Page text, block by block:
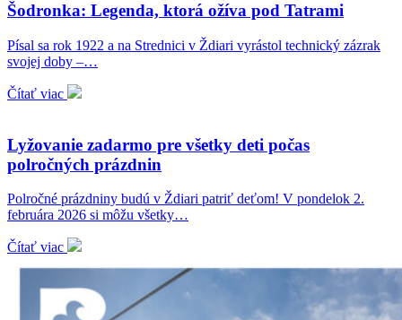
Šodronka: Legenda, ktorá ožíva pod Tatrami
Písal sa rok 1922 a na Strednici v Ždiari vyrástol technický zázrak
svojej doby –…
Čítať viac
Lyžovanie zadarmo pre všetky deti počas
polročných prázdnin
Polročné prázdniny budú v Ždiari patriť deťom! V pondelok 2.
februára 2026 si môžu všetky…
Čítať viac